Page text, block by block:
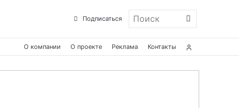
Подписаться Поиск
О компании О проекте Реклама Контакты